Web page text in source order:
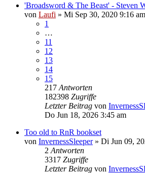
'Broadsword & The Beast' - Steven
von Laufi » Mi Sep 30, 2020 9:16 am
1
…
11
12
13
14
15
217 Antworten
182398 Zugriffe
Letzter Beitrag von
Do Jun 18, 2026 3:45 am
Too old to RnR bookset
von InvernessSleeper» Di Jun 09,
2 Antworten
3317 Zugriffe
Letzter Beitrag von